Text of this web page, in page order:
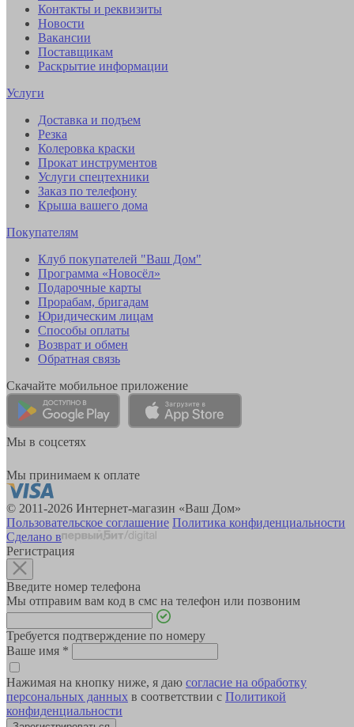
Контакты и реквизиты
Новости
Вакансии
Поставщикам
Раскрытие информации
Услуги
Доставка и подъем
Резка
Колеровка краски
Прокат инструментов
Услуги спецтехники
Заказ по телефону
Крыша вашего дома
Покупателям
Клуб покупателей "Ваш Дом"
Программа «Новосёл»
Подарочные карты
Прорабам, бригадам
Юридическим лицам
Способы оплаты
Возврат и обмен
Обратная связь
Скачайте мобильное приложение
Мы в соцсетях
Мы принимаем к оплате
© 2011-2026 Интернет-магазин «Ваш Дом»
Пользовательское соглашение Политика конфиденциальности
Сделано в
Регистрация
Введите номер телефона
Мы отправим вам код в смс на телефон или позвоним
Требуется подтверждение по номеру
Ваше имя *
Нажимая на кнопку ниже, я даю согласие на обработку
персональных данных в соответствии с Политикой
конфиденциальности